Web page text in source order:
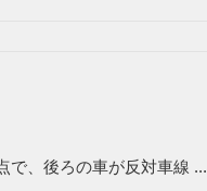
で、後ろの車が反対車線 ...